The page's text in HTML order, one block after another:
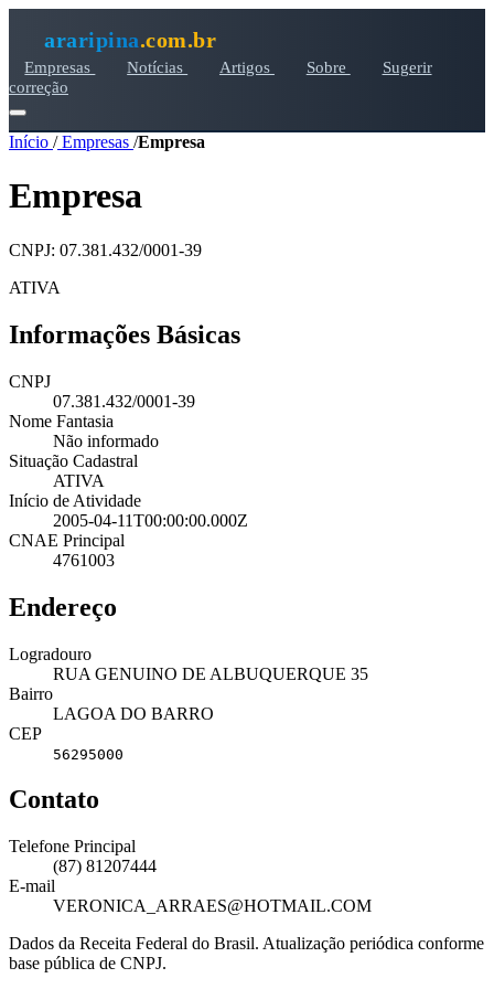
araripina.com.br
Empresas Notícias Artigos Sobre
Sugerir
correção
Início /Empresas /Empresa
Empresa
CNPJ: 07.381.432/0001-39
ATIVA
Informações Básicas
CNPJ
07.381.432/0001-39
Nome Fantasia
Não informado
Situação Cadastral
ATIVA
Início de Atividade
2005-04-11T00:00:00.000Z
CNAE Principal
4761003
Endereço
Logradouro
RUA GENUINO DE ALBUQUERQUE 35
Bairro
LAGOA DO BARRO
CEP
56295000
Contato
Telefone Principal
(87) 81207444
E-mail
VERONICA_ARRAES@HOTMAIL.COM
Dados da Receita Federal do Brasil. Atualização periódica conforme
base pública de CNPJ.